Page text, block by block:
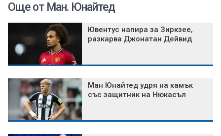
Още от Ман. Юнайтед
Ювентус напира за Зиркзее,
разкарва Джонатан Дейвид
Ман Юнайтед удря на камък
със защитник на Нюкасъл